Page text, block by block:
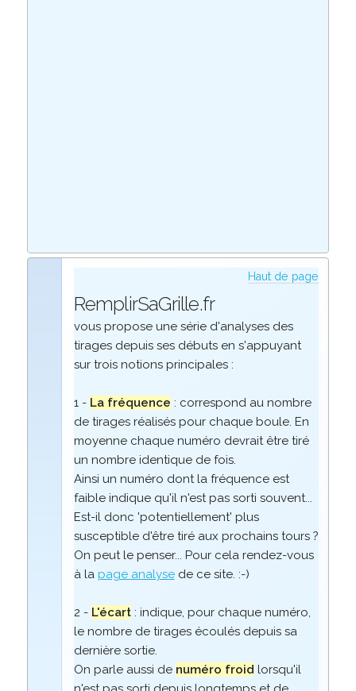
Haut de page
RemplirSaGrille.fr
vous propose une série d'analyses des
tirages depuis ses débuts en s'appuyant
sur trois notions principales :
1 - La fréquence : correspond au nombre
de tirages réalisés pour chaque boule. En
moyenne chaque numéro devrait être tiré
un nombre identique de fois.
Ainsi un numéro dont la fréquence est
faible indique qu'il n'est pas sorti souvent...
Est-il donc 'potentiellement' plus
susceptible d'être tiré aux prochains tours ?
On peut le penser... Pour cela rendez-vous
à la page analysede ce site. :-)
2 - L'écart: indique, pour chaque numéro,
le nombre de tirages écoulés depuis sa
dernière sortie.
On parle aussi de numéro froid lorsqu'il